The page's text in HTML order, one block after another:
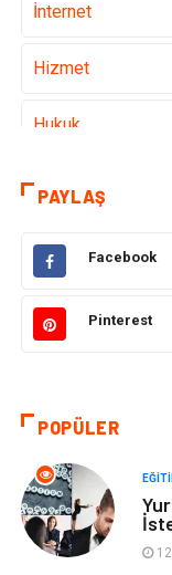
İnternet
Hizmet
Hukuk
Otomotiv
Giyim
Ev Dekorasyon
PAYLAŞ
Facebook
Pinterest
POPÜLER
12